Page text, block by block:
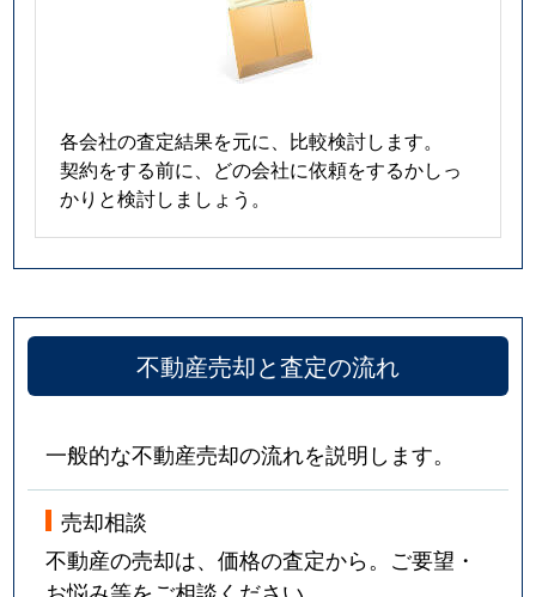
各会社の査定結果を元に、比較検討します。
契約をする前に、どの会社に依頼をするかしっ
かりと検討しましょう。
不動産売却と査定の流れ
一般的な不動産売却の流れを説明します。
売却相談
不動産の売却は、価格の査定から。ご要望・
お悩み等をご相談ください。